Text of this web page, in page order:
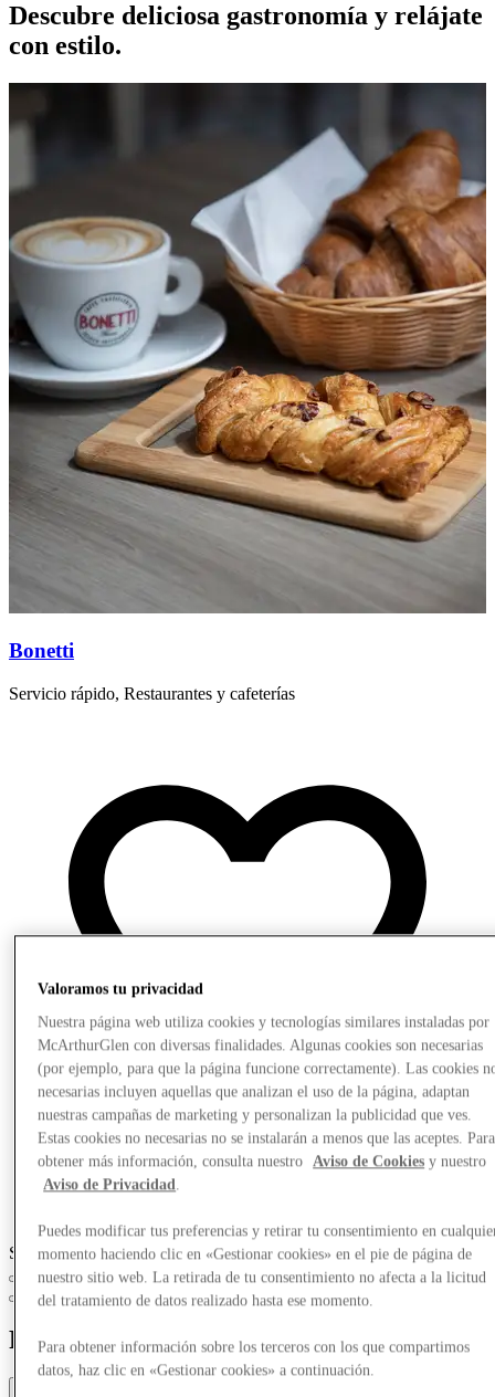
Descubre deliciosa gastronomía y relájate
con estilo.
Bonetti
Servicio rápido, Restaurantes y cafeterías
Slide 1 of 2
Food & Drink
Valoramos tu privacidad
Nuestra página web utiliza cookies y tecnologías similares instaladas por
McArthurGlen con diversas finalidades. Algunas cookies son necesarias
(por ejemplo, para que la página funcione correctamente). Las cookies
necesarias incluyen aquellas que analizan el uso de la página, adaptan
nuestras campañas de marketing y personalizan la publicidad que ves.
Estas cookies no necesarias no se instalarán a menos que las aceptes. Para
obtener más información, consulta nuestro
Aviso de Cookies y nuestro
Aviso de Privacidad.
Puedes modificar tus preferencias y retirar tu consentimiento en
momento haciendo clic en «Gestionar cookies» en el pie de página de
nuestro sitio web. La retirada de tu consentimiento no afecta a la licitud
del tratamiento de datos realizado hasta ese momento.
Para obtener información sobre los terceros con los que compartimos
datos, haz clic en «Gestionar cookies» a continuación.